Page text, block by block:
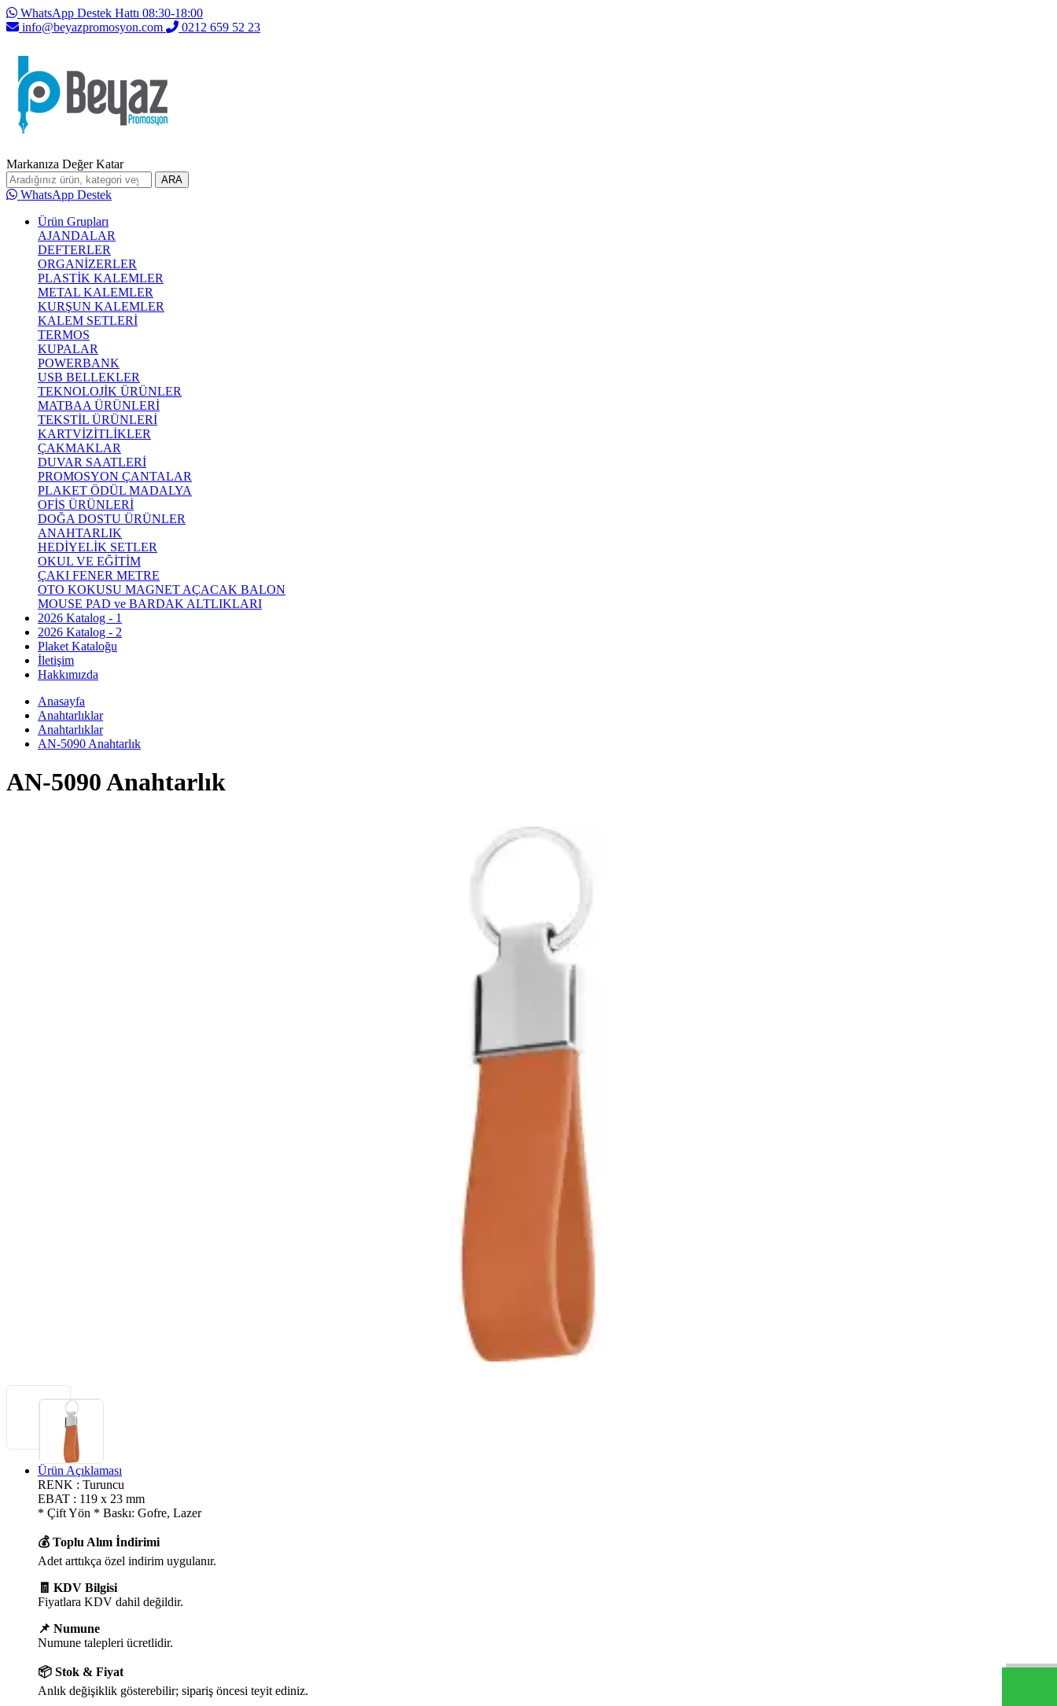
WhatsApp Destek Hattı 08:30-18:00
info@beyazpromosyon.com
0212 659 52 23
Markanıza Değer Katar
ARA
WhatsApp Destek
Ürün Grupları
AJANDALAR
DEFTERLER
ORGANİZERLER
PLASTİK KALEMLER
METAL KALEMLER
KURŞUN KALEMLER
KALEM SETLERİ
TERMOS
KUPALAR
POWERBANK
USB BELLEKLER
TEKNOLOJİK ÜRÜNLER
MATBAA ÜRÜNLERİ
TEKSTİL ÜRÜNLERİ
KARTVİZİTLİKLER
ÇAKMAKLAR
DUVAR SAATLERİ
PROMOSYON ÇANTALAR
PLAKET ÖDÜL MADALYA
OFİS ÜRÜNLERİ
DOĞA DOSTU ÜRÜNLER
ANAHTARLIK
HEDİYELİK SETLER
OKUL VE EĞİTİM
ÇAKI FENER METRE
OTO KOKUSU MAGNET AÇACAK BALON
MOUSE PAD ve BARDAK ALTLIKLARI
2026 Katalog - 1
2026 Katalog - 2
Plaket Kataloğu
İletişim
Hakkımızda
Anasayfa
Anahtarlıklar
Anahtarlıklar
AN-5090 Anahtarlık
AN-5090 Anahtarlık
Ürün Açıklaması
RENK : Turuncu
EBAT : 119 x 23 mm
* Çift Yön * Baskı: Gofre, Lazer
💰 Toplu Alım İndirimi
Adet arttıkça özel indirim uygulanır.
🧾 KDV Bilgisi
Fiyatlara KDV dahil değildir.
📌 Numune
Numune talepleri ücretlidir.
📦 Stok & Fiyat
Anlık değişiklik gösterebilir; sipariş öncesi teyit ediniz.